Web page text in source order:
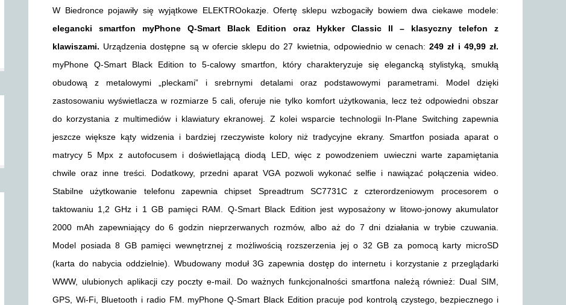
W Biedronce pojawiły się wyjątkowe ELEKTROokazje. Ofertę sklepu wzbogaciły bowiem dwa ciekawe modele:
elegancki smartfon myPhone Q-Smart Black Edition oraz Hykker Classic II – klasyczny telefon z
klawiszami. Urządzenia dostępne są w ofercie sklepu do 27 kwietnia, odpowiednio w cenach:249 zł i 49,99 zł.
myPhone Q-Smart Black Edition to 5-calowy smartfon, który charakteryzuje się elegancką stylistyką, smukłą
obudową z metalowymi „pleckami” i srebrnymi detalami oraz podstawowymi parametrami. Model dzięki
zastosowaniu wyświetlacza w rozmiarze 5 cali, oferuje nie tylko komfort użytkowania, lecz też odpowiedni obszar
do korzystania z multimediów i klawiatury ekranowej. Z kolei wsparcie technologii In-Plane Switching zapewnia
jeszcze większe kąty widzenia i bardziej rzeczywiste kolory niż tradycyjne ekrany. Smartfon posiada aparat o
matrycy 5 Mpx z autofocusem i doświetlającą diodą LED, więc z powodzeniem uwieczni warte zapamiętania
chwile oraz inne treści. Dodatkowy, przedni aparat VGA pozwoli wykonać selfie i nawiązać połączenia wideo.
Stabilne użytkowanie telefonu zapewnia chipset Spreadtrum SC7731C z czterordzeniowym procesorem o
taktowaniu 1,2 GHz i 1 GB pamięci RAM. Q-Smart Black Edition jest wyposażony w litowo-jonowy akumulator
2000 mAh zapewniający do 6 godzin nieprzerwanych rozmów, albo aż do 7 dni działania w trybie czuwania.
Model posiada 8 GB pamięci wewnętrznej z możliwością rozszerzenia jej o 32 GB za pomocą karty microSD
(karta do nabycia oddzielnie). Wbudowany moduł 3G zapewnia dostęp do internetu i korzystanie z przeglądarki
WWW, ulubionych aplikacji czy poczty e-mail. Do ważnych funkcjonalności smartfona należą również: Dual SIM,
GPS, Wi-Fi, Bluetooth i radio FM. myPhone Q-Smart Black Edition pracuje pod kontrolą czystego, bezpiecznego i